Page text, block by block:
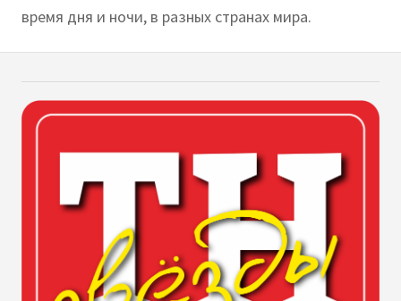
время дня и ночи, в разных странах мира.